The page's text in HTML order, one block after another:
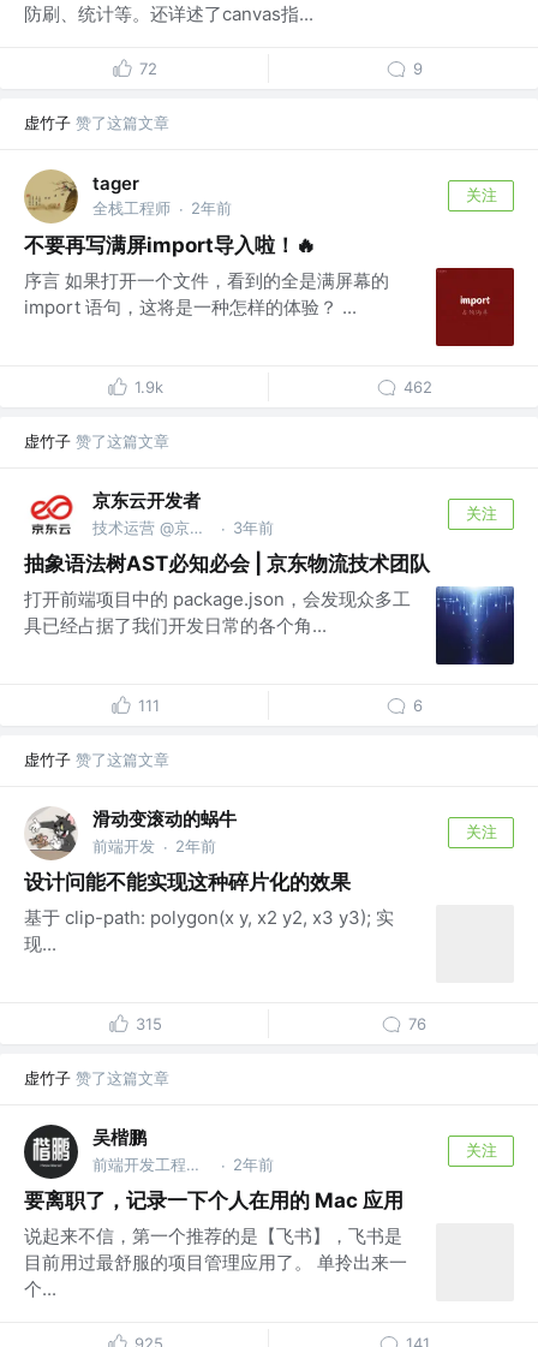
防刷、统计等。还详述了canvas指...
72 9
虚竹子 赞了这篇文章
tager
全栈工程师 · 2年前
关注
不要再写满屏import导入啦！🔥
序言 如果打开一个文件，看到的全是满屏幕的
import 语句，这将是一种怎样的体验？ ...
1.9k 462
虚竹子 赞了这篇文章
京东云开发者
技术运营 @京东科技信息技术有限公司 · 3年前
关注
抽象语法树AST必知必会 | 京东物流技术团队
打开前端项目中的 package.json，会发现众多工
具已经占据了我们开发日常的各个角...
111 6
虚竹子 赞了这篇文章
滑动变滚动的蜗牛
前端开发 · 2年前
关注
设计问能不能实现这种碎片化的效果
基于 clip-path: polygon(x y, x2 y2, x3 y3); 实
现...
315 76
虚竹子 赞了这篇文章
吴楷鹏
前端开发工程师 @Dreame · 2年前
关注
要离职了，记录一下个人在用的 Mac 应用
说起来不信，第一个推荐的是【飞书】，飞书是
目前用过最舒服的项目管理应用了。 单拎出来一
个...
925 141